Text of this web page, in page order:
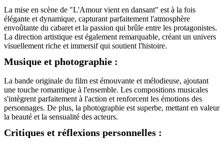
La mise en scène de "L'Amour vient en dansant" est à la fois
élégante et dynamique, capturant parfaitement l'atmosphère
envoûtante du cabaret et la passion qui brûle entre les protagonistes.
La direction artistique est également remarquable, créant un univers
visuellement riche et immersif qui soutient l'histoire.
Musique et photographie :
La bande originale du film est émouvante et mélodieuse, ajoutant
une touche romantique à l'ensemble. Les compositions musicales
s'intègrent parfaitement à l'action et renforcent les émotions des
personnages. De plus, la photographie est superbe, mettant en valeur
la beauté et la sensualité des acteurs.
Critiques et réflexions personnelles :